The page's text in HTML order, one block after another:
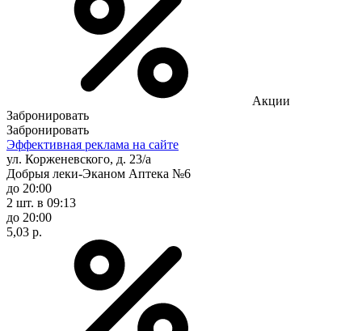
Акции
Забронировать
Забронировать
Эффективная реклама на сайте
ул. Корженевского, д. 23/а
Добрыя леки-Эканом Аптека №6
до 20:00
2 шт. в 09:13
до 20:00
5,03 р.